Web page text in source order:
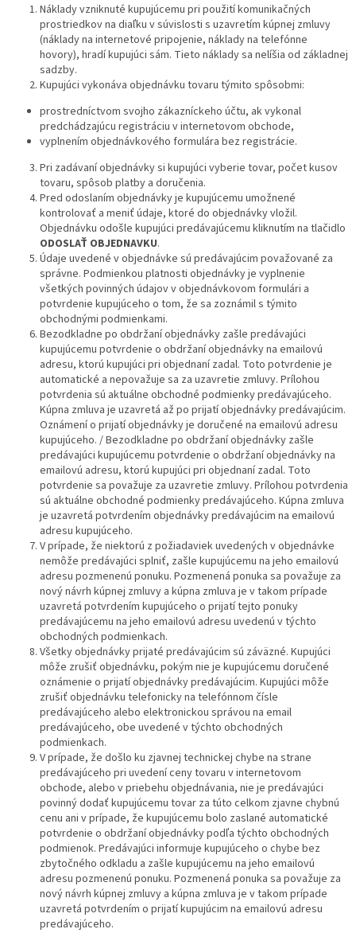
Náklady vzniknuté kupujúcemu pri použití komunikačných
prostriedkov na diaľku v súvislosti s uzavretím kúpnej zmluvy
(náklady na internetové pripojenie, náklady na telefónne
hovory), hradí kupujúci sám. Tieto náklady sa nelíšia od základnej
sadzby.
Kupujúci vykonáva objednávku tovaru týmito spôsobmi:
prostredníctvom svojho zákazníckeho účtu, ak vykonal
predchádzajúcu registráciu v internetovom obchode,
vyplnením objednávkového formulára bez registrácie.
Pri zadávaní objednávky si kupujúci vyberie tovar, počet kusov
tovaru, spôsob platby a doručenia.
Pred odoslaním objednávky je kupujúcemu umožnené
kontrolovať a meniť údaje, ktoré do objednávky vložil.
Objednávku odošle kupujúci predávajúcemu kliknutím na tlačidlo
ODOSLAŤ OBJEDNAVKU.
Údaje uvedené v objednávke sú predávajúcim považované za
správne. Podmienkou platnosti objednávky je vyplnenie
všetkých povinných údajov v objednávkovom formulári a
potvrdenie kupujúceho o tom, že sa zoznámil s týmito
obchodnými podmienkami.
Bezodkladne po obdržaní objednávky zašle predávajúci
kupujúcemu potvrdenie o obdržaní objednávky na emailovú
adresu, ktorú kupujúci pri objednaní zadal. Toto potvrdenie je
automatické a nepovažuje sa za uzavretie zmluvy. Prílohou
potvrdenia sú aktuálne obchodné podmienky predávajúceho.
Kúpna zmluva je uzavretá až po prijatí objednávky predávajúcim.
Oznámení o prijatí objednávky je doručené na emailovú adresu
kupujúceho. / Bezodkladne po obdržaní objednávky zašle
predávajúci kupujúcemu potvrdenie o obdržaní objednávky na
emailovú adresu, ktorú kupujúci pri objednaní zadal. Toto
potvrdenie sa považuje za uzavretie zmluvy. Prílohou potvrdenia
sú aktuálne obchodné podmienky predávajúceho. Kúpna zmluva
je uzavretá potvrdením objednávky predávajúcim na emailovú
adresu kupujúceho.
V prípade, že niektorú z požiadaviek uvedených v objednávke
nemôže predávajúci splniť, zašle kupujúcemu na jeho emailovú
adresu pozmenenú ponuku. Pozmenená ponuka sa považuje za
nový návrh kúpnej zmluvy a kúpna zmluva je v takom prípade
uzavretá potvrdením kupujúceho o prijatí tejto ponuky
predávajúcemu na jeho emailovú adresu uvedenú v týchto
obchodných podmienkach.
Všetky objednávky prijaté predávajúcim sú záväzné. Kupujúci
môže zrušiť objednávku, pokým nie je kupujúcemu doručené
oznámenie o prijatí objednávky predávajúcim. Kupujúci môže
zrušiť objednávku telefonicky na telefónnom čísle
predávajúceho alebo elektronickou správou na email
predávajúceho, obe uvedené v týchto obchodných
podmienkach.
V prípade, že došlo ku zjavnej technickej chybe na strane
predávajúceho pri uvedení ceny tovaru v internetovom
obchode, alebo v priebehu objednávania, nie je predávajúci
povinný dodať kupujúcemu tovar za túto celkom zjavne chybnú
cenu ani v prípade, že kupujúcemu bolo zaslané automatické
potvrdenie o obdržaní objednávky podľa týchto obchodných
podmienok. Predávajúci informuje kupujúceho o chybe bez
zbytočného odkladu a zašle kupujúcemu na jeho emailovú
adresu pozmenenú ponuku. Pozmenená ponuka sa považuje za
nový návrh kúpnej zmluvy a kúpna zmluva je v takom prípade
uzavretá potvrdením o prijatí kupujúcim na emailovú adresu
predávajúceho.